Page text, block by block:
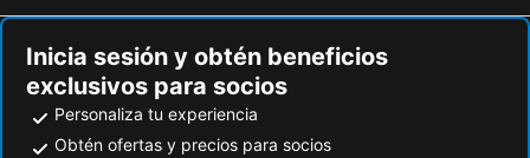
Inicia sesión y obtén beneficios
exclusivos para socios
Personaliza tu experiencia
Obtén ofertas y precios para socios